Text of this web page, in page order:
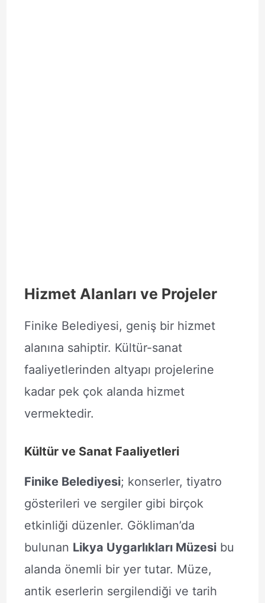
Hizmet Alanları ve Projeler
Finike Belediyesi, geniş bir hizmet
alanına sahiptir. Kültür-sanat
faaliyetlerinden altyapı projelerine
kadar pek çok alanda hizmet
vermektedir.
Kültür ve Sanat Faaliyetleri
Finike Belediyesi; konserler, tiyatro
gösterileri ve sergiler gibi birçok
etkinliği düzenler. Gökliman’da
bulunan Likya Uygarlıkları Müzesibu
alanda önemli bir yer tutar. Müze,
antik eserlerin sergilendiği ve tarih